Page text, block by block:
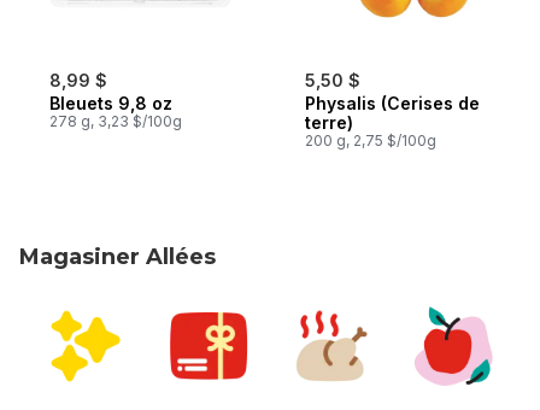
8,99 $
Bleuets 9,8 oz
278 g, 3,23 $/100g
5,50 $
Physalis (Cerises de
terre)
200 g, 2,75 $/100g
Magasiner Allées